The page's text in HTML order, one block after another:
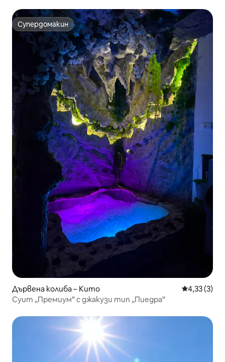
Супердомакин
Супердомакин
Дървена колиба – Кито Средна
4,33 (3)
Суит „Премиум“ с джакузи тип „Пиедра“